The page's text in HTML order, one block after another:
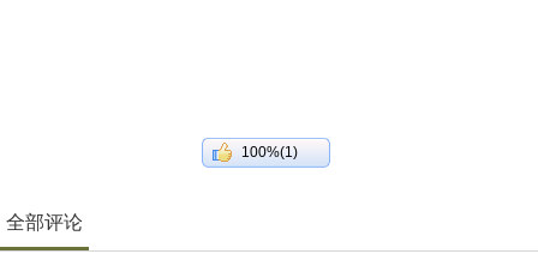
100%(1)
全部评论